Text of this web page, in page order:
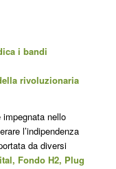
i bandi
rivoluzionaria
nello
l’indipendenza
da diversi
Fondo H2, Plug